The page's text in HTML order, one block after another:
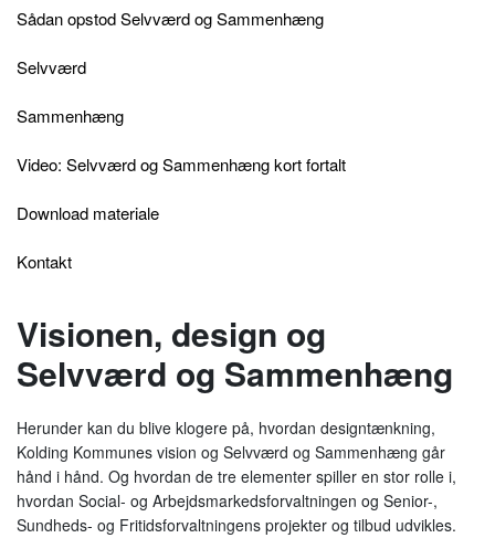
Visionen, design og
Selvværd og Sammenhæng
Herunder kan du blive klogere på, hvordan designtænkning,
Kolding Kommunes vision og Selvværd og Sammenhæng går
hånd i hånd. Og hvordan de tre elementer spiller en stor rolle i,
hvordan Social- og Arbejdsmarkedsforvaltningen og Senior-,
Sundheds- og Fritidsforvaltningens projekter og tilbud udvikles.
Sådan opstod Selvværd og Sammenhæng
Selvværd
Sammenhæng
Video: Selvværd og Sammenhæng kort fortalt
Download materiale
Kontakt